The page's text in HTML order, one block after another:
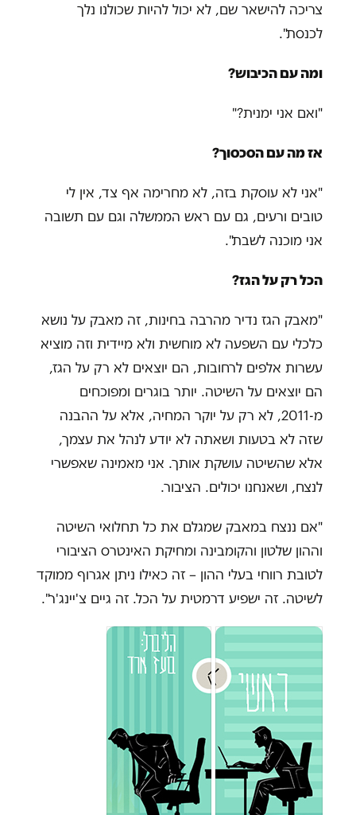
צריכה להישאר שם, לא יכול להיות שכולנו נלך
לכנסת".
ומה עם הכיבוש?
"ואם אני ימנית?"
אז מה עם הסכסוך?
"אני לא עוסקת בזה, לא מחרימה אף צד, אין לי
טובים ורעים, גם עם ראש הממשלה וגם עם תשובה
אני מוכנה לשבת".
הכל רק על הגז?
"מאבק הגז נדיר מהרבה בחינות, זה מאבק על נושא
כלכלי עם השפעה לא מוחשית ולא מיידית וזה מוציא
עשרות אלפים לרחובות, הם יוצאים לא רק על הגז,
הם יוצאים על השיטה. יותר בוגרים ומפוכחים
מ-2011, לא רק על יוקר המחיה, אלא על ההבנה
שזה לא בטעות ושאתה לא יודע לנהל את עצמך,
אלא שהשיטה עושקת אותך. אני מאמינה שאפשרי
לנצח, ושאנחנו יכולים. הציבור.
"אם ננצח במאבק שמגלם את כל תחלואי השיטה
וההון שלטון והקומבינה ומחיקת האינטרס הציבורי
לטובת רווחי בעלי ההון – זה כאילו ניתן אגרוף ממוקד
לשיטה. זה ישפיע דרמטית על הכל. זה גיים צ'יינג'ר".